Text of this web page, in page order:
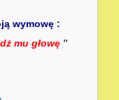
wymowę :
mu głowę ”